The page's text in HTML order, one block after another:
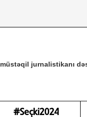
müstəqil jurnalistikanı
#Seçki2024